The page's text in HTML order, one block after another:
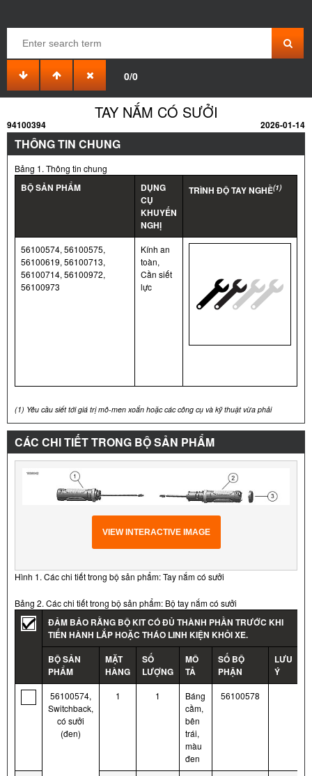
0/0
TAY NẮM CÓ SƯỞI
94100394 2026-01-14
THÔNG TIN CHUNG
Bảng 1. Thông tin chung
BỘ SẢN PHẨM
DỤNG
CỤ
KHUYẾN
NGHỊ
TRÌNH ĐỘ TAY NGHỀ(1)
56100574, 56100575,
56100619, 56100713,
56100714, 56100972,
56100973
Kính an
toàn,
Cần siết
lực
(1) Yêu cầu siết tới giá trị mô-men xoắn hoặc các công cụ và kỹ thuật vừa phải
CÁC CHI TIẾT TRONG BỘ SẢN PHẨM
VIEW INTERACTIVE IMAGE
Hình 1. Các chi tiết trong bộ sản phẩm: Tay nắm có sưởi
Bảng 2. Các chi tiết trong bộ sản phẩm: Bộ tay nắm có sưởi
ĐẢM BẢO RẰNG BỘ KIT CÓ ĐỦ THÀNH PHẦN TRƯỚC KHI
TIẾN HÀNH LẮP HOẶC THÁO LINH KIỆN KHỎI XE.
BỘ SẢN
PHẨM
MẶT
HÀNG
SỐ
LƯỢNG
MÔ
TẢ
SỐ BỘ
PHẬN
LƯU
Ý
56100574,
Switchback,
có sưởi
(đen)
1 1
Báng
cầm,
bên
trái,
màu
đen
56100578